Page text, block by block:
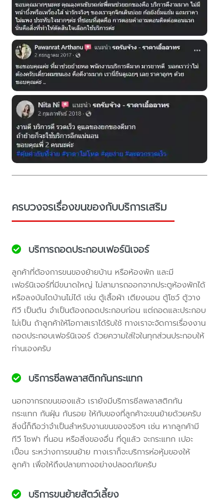
ครบวงจรเรื่องขนของกับบริการเสริม
บริการถอดประกอบเฟอร์นิเจอร์
ลูกค้าที่ต้องการขนของย้ายบ้าน หรือห้องพัก และมี
เฟอร์นิเจอร์ที่มีขนาดใหญ่ ไม่สามารถออกจากประตูห้องพักได้
หรือลงบันไดบ้านไม่ได้ เช่น ตู้เสื้อผ้า เตียงนอน ตู้โชว์ ตู้วาง
ทีวี เป็นต้น จำเป็นต้องถอดประกอบก่อน แต่ถอดและประกอบ
ไม่เป็น ถ้าลูกค้าให้โอกาสเราได้รับใช้ ทางเราจะจัดการเรื่องงาน
ถอดประกอบเฟอร์นิเจอร์ ด้วยความใส่ใจในทุกส่วนประกอบให้
ท่านเองครับ
บริการซีลพลาสติกกันกระแทก
นอกจากรถขนของแล้ว เรายังมีบริการซีลพลาสติกกัน
กระแทก กันฝุ่น กันรอย ให้กับของที่ลูกค้าจะขนย้ายด้วยครับ
สิ่งนี้ก็ถือว่าจำเป็นสำหรับงานขนของจริงๆ เช่น หากลูกค้ามี
ทีวี โซฟา ที่นอน หรือสิ่งของอื่น ที่ดูแล้ว จะกระแทก เปอะ
เปื้อน ระหว่างการขนย้าย ทางเราก็จะบริการห่อหุ้มของให้
ลูกค้า เพื่อให้ถึงปลายทางอย่างปลอดภัยครับ
บริการขนย้ายสัตว์เลี้ยง